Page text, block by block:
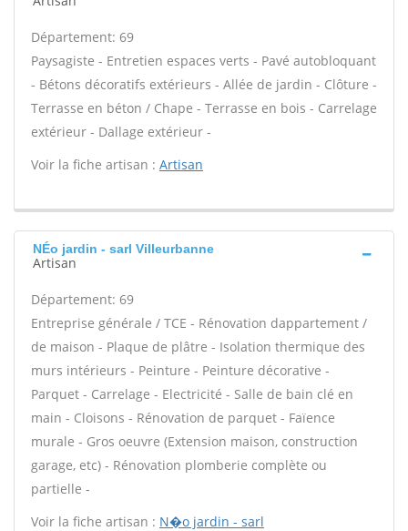
Département: 69
Paysagiste - Entretien espaces verts - Pavé autobloquant
- Bétons décoratifs extérieurs - Allée de jardin - Clôture -
Terrasse en béton / Chape - Terrasse en bois - Carrelage
extérieur - Dallage extérieur -
Voir la fiche artisan : Artisan
NÉo jardin - sarl Villeurbanne
Artisan
Département: 69
Entreprise générale / TCE - Rénovation dappartement /
de maison - Plaque de plâtre - Isolation thermique des
murs intérieurs - Peinture - Peinture décorative -
Parquet - Carrelage - Electricité - Salle de bain clé en
main - Cloisons - Rénovation de parquet - Faïence
murale - Gros oeuvre (Extension maison, construction
garage, etc) - Rénovation plomberie complète ou
partielle -
Voir la fiche artisan : N�o jardin - sarl